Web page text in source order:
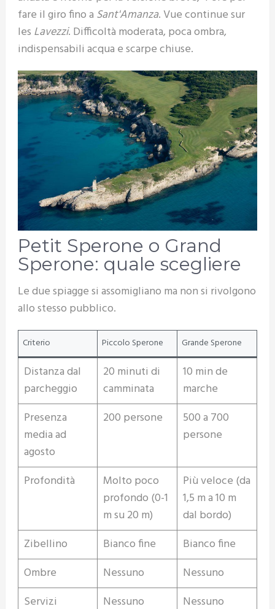
fare il giro fino a Sant'Amanza. Vue continue sur
les Lavezzi. Difficoltà moderata, poca ombra,
indispensabili acqua e scarpe chiuse.
Petit Sperone o Grand
Sperone: quale scegliere
Le due spiagge si assomigliano ma non si rivolgono
allo stesso pubblico.
Criterio Piccolo Sperone Grande Sperone
Distanza dal
parcheggio
20 minuti di
camminata
10 min de
marche
Presenza
media ad
agosto
200 persone
500 a 700
persone
Profondità
Molto poco
profondo (0-1
m su 20 m)
Più veloce (da
1,5 m a 10 m
dal bordo)
Zibellino
Bianco fine
Bianco fine
Ombre
Nessuno
Nessuno
Servizi
Nessuno Nessuno